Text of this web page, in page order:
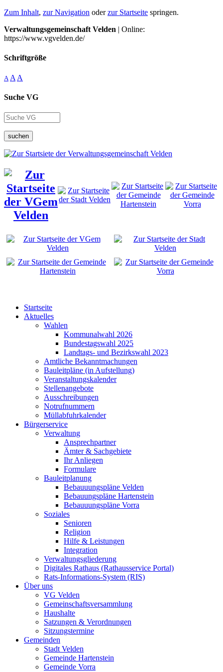
Zum Inhalt, zur Navigation oderzur Startseite springen.
Verwaltungsgemeinschaft Velden | Online:
https://www.vgvelden.de/
Schriftgröße
A A A
Suche VG
suchen
Startseite
Aktuelles
Wahlen
Kommunalwahl 2026
Bundestagswahl 2025
Landtags- und Bezirkswahl 2023
Amtliche Bekanntmachungen
Bauleitpläne (in Aufstellung)
Veranstaltungskalender
Stellenangebote
Ausschreibungen
Notrufnummern
Müllabfuhrkalender
Bürgerservice
Verwaltung
Ansprechpartner
Ämter & Sachgebiete
Ihr Anliegen
Formulare
Bauleitplanung
Bebauuungspläne Velden
Bebauungspläne Hartenstein
Bebauuungspläne Vorra
Soziales
Senioren
Religion
Hilfe & Leistungen
Integration
Verwaltungsgliederung
Digitales Rathaus (Rathausservice Portal)
Rats-Informations-System (RIS)
Über uns
VG Velden
Gemeinschaftsversammlung
Haushalte
Satzungen & Verordnungen
Sitzungstermine
Gemeinden
Stadt Velden
Gemeinde Hartenstein
Gemeinde Vorra